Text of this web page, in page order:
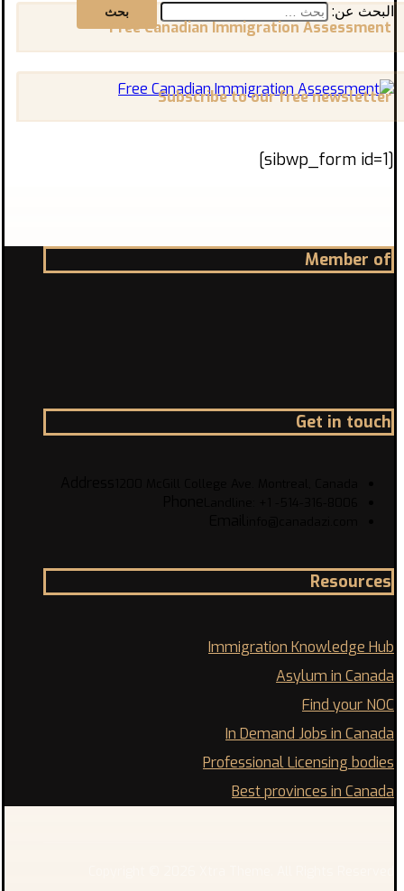
البحث عن:
Free Canadian Immigration Assessment
Subscribe to our free newsletter
[sibwp_form id=1]
Member of
Get in touch
Resources
Immigration Knowledge Hub
Asylum in Canada
Find your NOC
In Demand Jobs in Canada
Professional Licensing bodies
Best provinces in Canada